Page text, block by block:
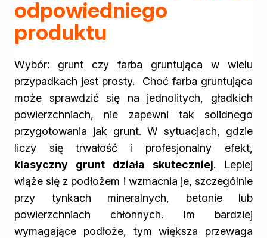
odpowiedniego
produktu
Wybór: grunt czy farba gruntująca w wielu
przypadkach jest prosty. Choć farba gruntująca
może sprawdzić się na jednolitych, gładkich
powierzchniach, nie zapewni tak solidnego
przygotowania jak grunt. W sytuacjach, gdzie
liczy się trwałość i profesjonalny efekt,
klasyczny grunt działa skuteczniej. Lepiej
wiąże się z podłożem i wzmacnia je, szczególnie
przy tynkach mineralnych, betonie lub
powierzchniach chłonnych. Im bardziej
wymagające podłoże, tym większa przewaga